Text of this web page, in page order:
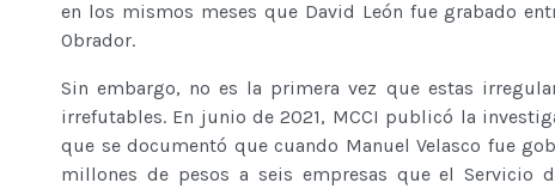
en los mismos meses que David León fue grabado
Obrador.
Sin embargo, no es la primera vez que estas
irrefutables. En junio de 2021, MCCI publicó la
que se documentó que cuando Manuel Velasco fue
millones de pesos a seis empresas que el Servicio